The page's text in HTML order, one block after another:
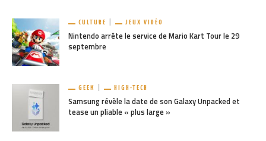
CULTURE JEUX VIDÉO
Nintendo arrête le service de Mario Kart Tour le 29
septembre
GEEK HIGH-TECH
Samsung révèle la date de son Galaxy Unpacked et
tease un pliable « plus large »